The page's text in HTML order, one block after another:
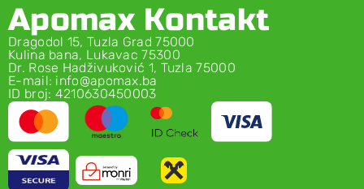
Apomax Kontakt
Dragodol 15, Tuzla Grad 75000
Kulina bana, Lukavac 75300
Dr. Rose Hadživuković 1, Tuzla 75000
E-mail: info@apomax.ba
ID broj: 4210630450003